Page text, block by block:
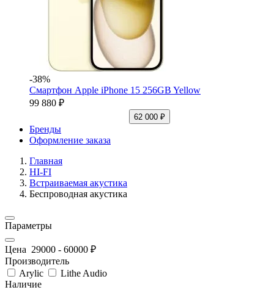
-38%
Смартфон Apple iPhone 15 256GB Yellow
99 880 ₽
62 000 ₽
Бренды
Оформление заказа
Главная
HI-FI
Встраиваемая акустика
Беспроводная акустика
Параметры
Цена 29000 - 60000 ₽
Производитель
Arylic
Lithe Audio
Наличие